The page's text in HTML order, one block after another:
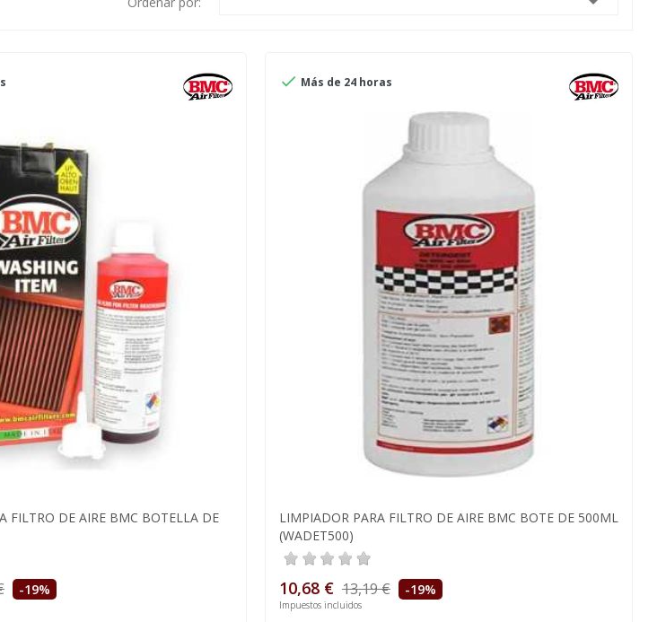
FILTRO DE AIRE BMC BOTELLA DE
-19%
 Más de 24 horas
LIMPIADOR PARA FILTRO DE AIRE BMC BOTE DE 500ML
(WADET500)
10,68 € 13,19 € -19%
Impuestos incluidos